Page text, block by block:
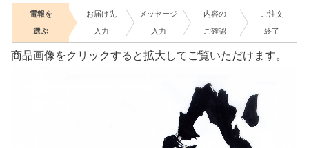
電報を
選ぶ
お届け先
入力
メッセージ
入力
内容の
ご確認
ご注文
終了
商品画像をクリックすると拡大してご覧いただけます。